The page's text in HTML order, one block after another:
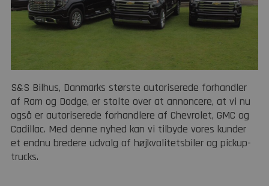
S&S Bilhus, Danmarks største autoriserede forhandler
af Ram og Dodge, er stolte over at annoncere, at vi nu
også er autoriserede forhandlere af Chevrolet, GMC og
Cadillac. Med denne nyhed kan vi tilbyde vores kunder
et endnu bredere udvalg af højkvalitetsbiler og pickup-
trucks.